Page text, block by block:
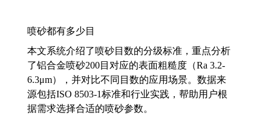
喷砂都有多少目
本文系统介绍了喷砂目数的分级标准，重点分析
了铝合金喷砂200目对应的表面粗糙度（Ra 3.2-
6.3μm），并对比不同目数的应用场景。数据来
源包括ISO 8503-1标准和行业实践，帮助用户根
据需求选择合适的喷砂参数。